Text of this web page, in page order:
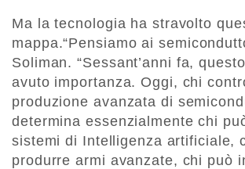
Ma la tecnologia ha stravolto
mappa.“Pensiamo ai
Soliman. “Sessant’anni fa,
avuto importanza. Oggi, chi
produzione avanzata di
determina essenzialmente chi
sistemi di Intelligenza artificiale,
produrre armi avanzate, chi può